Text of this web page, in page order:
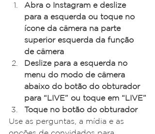
Abra o Instagram e deslize
para a esquerda ou toque no
ícone da câmera na parte
superior esquerda da função
de câmera
Deslize para a esquerda no
menu do modo de câmera
abaixo do botão do obturador
para “LIVE” ou toque em “LIVE”
Toque no botão do obturador
Use as perguntas, a mídia e as